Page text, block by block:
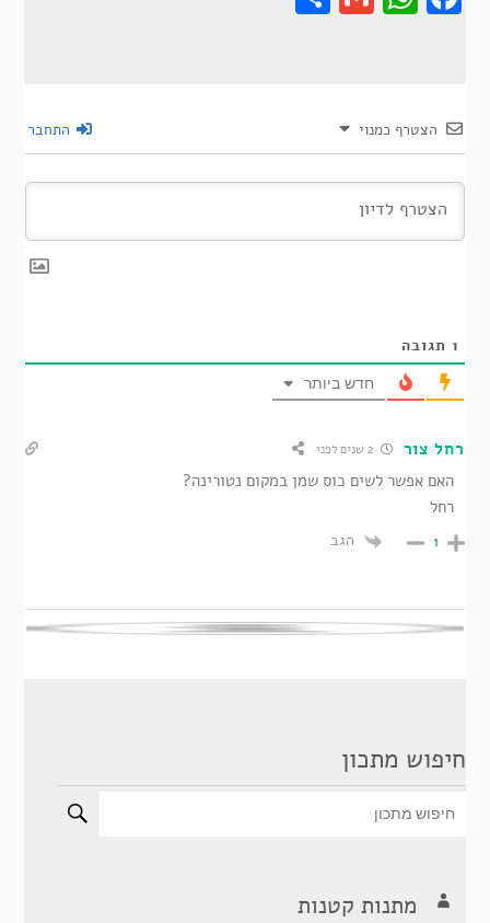
הצטרף כמנוי התחבר
1 תגובה
חדש ביותר
רחל צור 2 שנים לפני
האם אפשר לשים כוס שמן במקום נטורינה?
רחל
1 הגב
חיפוש מתכון
מתנות קטנות